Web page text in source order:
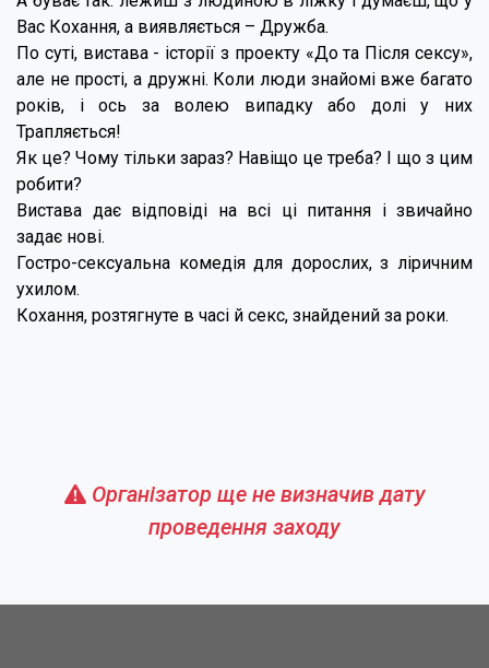
Вас Кохання, а виявляється – Дружба.
По суті, вистава - історії з проекту «До та Після сексу»,
але не прості, а дружні. Коли люди знайомі вже багато
років, і ось за волею випадку або долі у них
Трапляється!
Як це? Чому тільки зараз? Навіщо це треба? І що з цим
робити?
Вистава дає відповіді на всі ці питання і звичайно
задає нові.
Гостро-сексуальна комедія для дорослих, з ліричним
ухилом.
Кохання, розтягнуте в часі й секс, знайдений за роки.
Організатор ще не визначив дату
проведення заходу